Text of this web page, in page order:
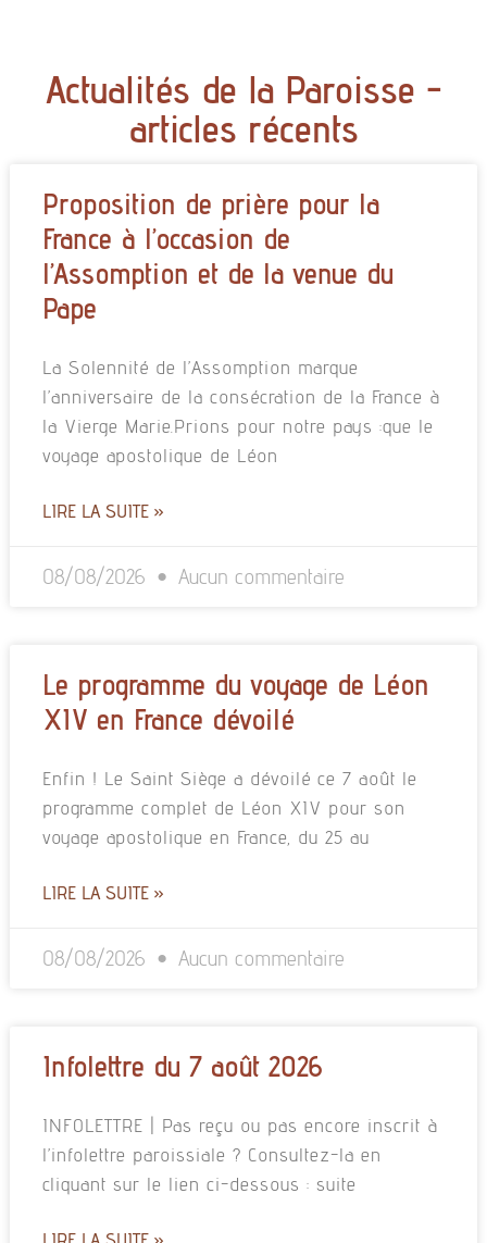
Actualités de la Paroisse -
articles récents
Proposition de prière pour la
France à l’occasion de
l’Assomption et de la venue du
Pape
La Solennité de l’Assomption marque
l’anniversaire de la consécration de la France à
la Vierge Marie.Prions pour notre pays :que le
voyage apostolique de Léon
LIRE LA SUITE »
08/08/2026 Aucun commentaire
Le programme du voyage de Léon
XIV en France dévoilé
Enfin ! Le Saint Siège a dévoilé ce 7 août le
programme complet de Léon XIV pour son
voyage apostolique en France, du 25 au
LIRE LA SUITE »
08/08/2026 Aucun commentaire
Infolettre du 7 août 2026
INFOLETTRE | Pas reçu ou pas encore inscrit à
l’infolettre paroissiale ? Consultez-la en
cliquant sur le lien ci-dessous : suite